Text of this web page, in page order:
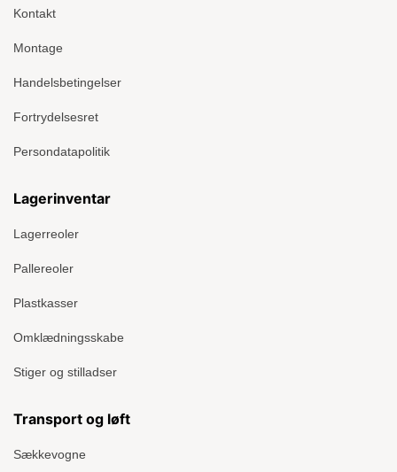
Kontakt
Montage
Handelsbetingelser
Fortrydelsesret
Persondatapolitik
Lagerinventar
Lagerreoler
Pallereoler
Plastkasser
Omklædningsskabe
Stiger og stilladser
Transport og løft
Sækkevogne